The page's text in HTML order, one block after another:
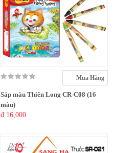
Mua Hàng
Sáp màu Thiên Long CR-C08 (16
màu)
₫ 16,000